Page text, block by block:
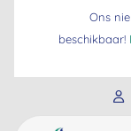
Ons
beschikbaar!